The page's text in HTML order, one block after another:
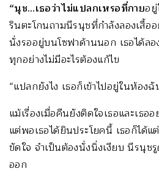
“นุช…เธอว่าไม่แปลกเหรอที่กายอ
รินตะโกนถามนีรนุชที่กำลังลองเสื้อ
นั่งรออยู่บนโซฟาด้านนอก เธอได้ลอ
ทุกอย่างไม่มีอะไรต้องแก้ไข
“แปลกยังไง เธอก็เข้าไปอยู่ในห้อง
แม้เรื่องเมื่อคืนยังติดใจเธอและเธ
แต่พอเธอได้ยินประโยคนี้ เธอก็ได้
ขัดใจ จำเป็นต้องนั่งนิ่งเงียบ นีรนุช
ออก